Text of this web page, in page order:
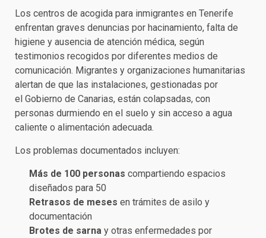
Los centros de acogida para inmigrantes en Tenerife
enfrentan graves denuncias por hacinamiento, falta de
higiene y ausencia de atención médica, según
testimonios recogidos por diferentes medios de
comunicación. Migrantes y organizaciones humanitarias
alertan de que las instalaciones, gestionadas por
el Gobierno de Canarias, están colapsadas, con
personas durmiendo en el suelo y sin acceso a agua
caliente o alimentación adecuada.
Los problemas documentados incluyen:
Más de 100 personas compartiendo espacios
diseñados para 50
Retrasos de meses en trámites de asilo y
documentación
Brotes de sarna y otras enfermedades por